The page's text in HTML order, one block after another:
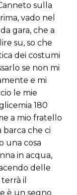
sulla
vado nel
gara, che a
su, so che
dei costumi
se non mi
e mi
le mie
180
a mio fratello
barca che ci
una cosa
in acqua,
delle
il
è un segno